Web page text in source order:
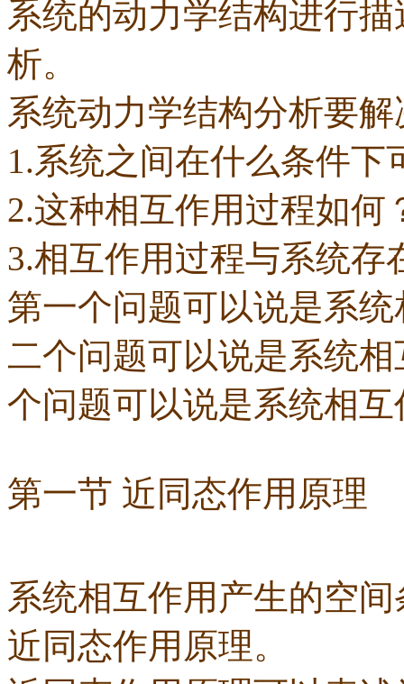
系统的动力学结构进行
析。
系统动力学结构分析要
1.系统之间在什么条件下
2.这种相互作用过程如何
3.相互作用过程与系统存
第一个问题可以说是系
二个问题可以说是系统
个问题可以说是系统相
第一节 近同态作用原理
系统相互作用产生的空
近同态作用原理。